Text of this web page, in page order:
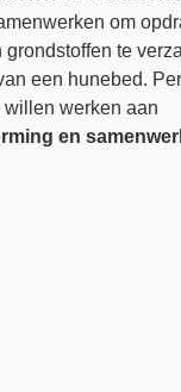
grondstoffen te
een hunebed.
willen werken aan
en